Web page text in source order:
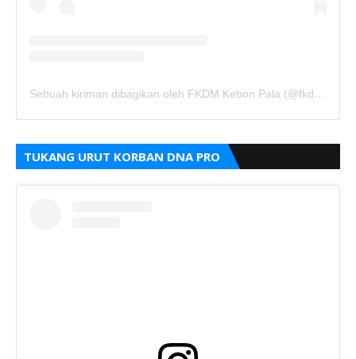
Sebuah kiriman dibagikan oleh FKDM Kebon Pala (@fkdm_kebonpala)
TUKANG URUT KORBAN DNA PRO